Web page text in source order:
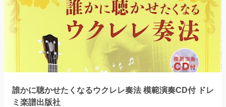
誰かに聴かせたくなるウクレレ奏法 模範演奏CD付 ドレ
ミ楽譜出版社